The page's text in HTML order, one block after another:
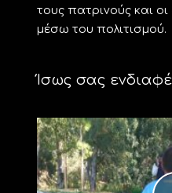
τους πατρινούς και
μέσω του πολιτισμού.
Ίσως σας